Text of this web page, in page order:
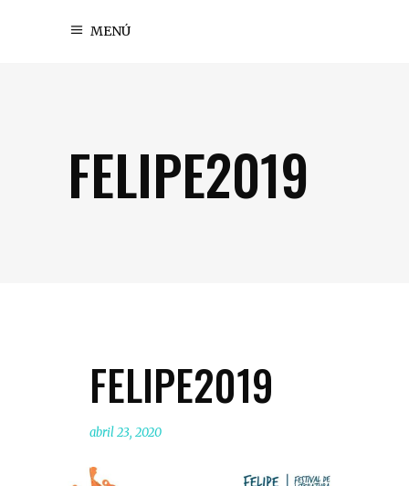
MENÚ
FELIPE2019
FELIPE2019
abril 23, 2020